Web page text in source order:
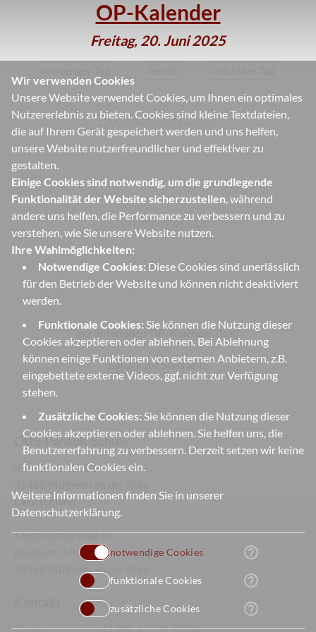
Wir verwenden Cookies
Unsere Website verwendet Cookies, um Ihnen ein optimales
Nutzererlebnis zu bieten. Cookies sind kleine Textdateien,
die auf Ihrem Gerät gespeichert werden und uns helfen,
unsere Website nutzerfreundlicher und effektiver zu
gestalten.
Einige Cookies sind notwendig, um die grundlegende
Funktionalität der Website sicherzustellen, während
andere uns helfen, die Performance zu verbessern und zu
verstehen, wie Sie unsere Website nutzen.
Ihre Wahlmöglichkeiten:
Notwendige Cookies: Diese Cookies sind unerlässlich
für den Betrieb der Website und können nicht deaktiviert
werden.
Funktionale Cookies: Sie können die Nutzung dieser
Cookies akzeptieren oder ablehnen. Bei Ablehnung
können einige Funktionen von externen Anbietern, z.B.
eingebettete externe Videos, ggf. nicht zur Verfügung
stehen.
Zusätzliche Cookies: Sie können die Nutzung dieser
Cookies akzeptieren oder ablehnen. Sie helfen uns, die
Benutzererfahrung zu verbessern. Derzeit setzen wir keine
funktionalen Cookies ein.
Weitere Informationen finden Sie in unserer
Datenschutzerklärung.
notwendige Cookies help_outline
funktionale Cookies help_outline
zusätzliche Cookies help_outline
OP-Kalender
Freitag, 20. Juni 2025
GANZTÄGIGE TERMINE
WEITERE TERMINE
herunterladen OP-Kalender (ical)
Zurück zur Startseite
Otto-Pankok-Schule
Von-Bock-Str. 81
Deutschland
Dependence(Sek II):
Telefon:
+49 208 45539 60/80